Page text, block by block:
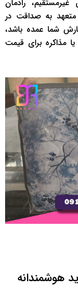
رادمان
متعهد به صداقت در
شما عمده باشد،
یا مذاکره برای قیمت
هوشمندانه‌